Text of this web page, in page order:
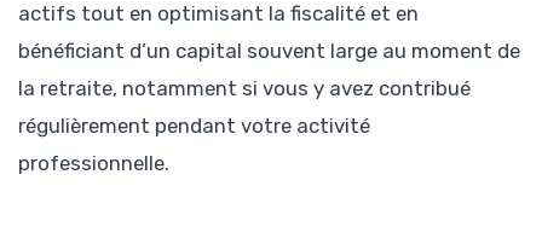
actifs tout en optimisant la fiscalité et en
bénéficiant d’un capital souvent large au moment de
la retraite, notamment si vous y avez contribué
régulièrement pendant votre activité
professionnelle.